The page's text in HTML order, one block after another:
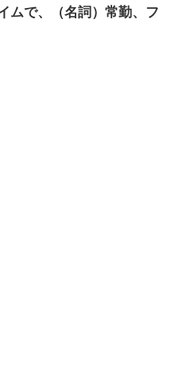
ムで、（名詞）常勤、フ